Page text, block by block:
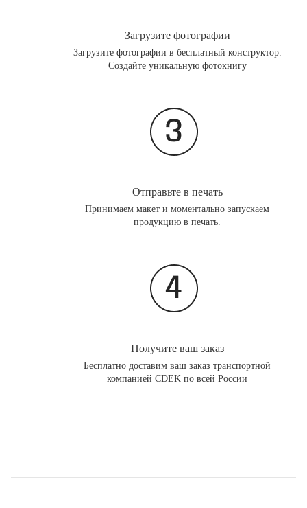
Загрузите фотографии
Загрузите фотографии в бесплатный конструктор.
Создайте уникальную фотокнигу
Отправьте в печать
Принимаем макет и моментально запускаем
продукцию в печать.
Получите ваш заказ
Бесплатно доставим ваш заказ транспортной
компанией CDEK по всей России